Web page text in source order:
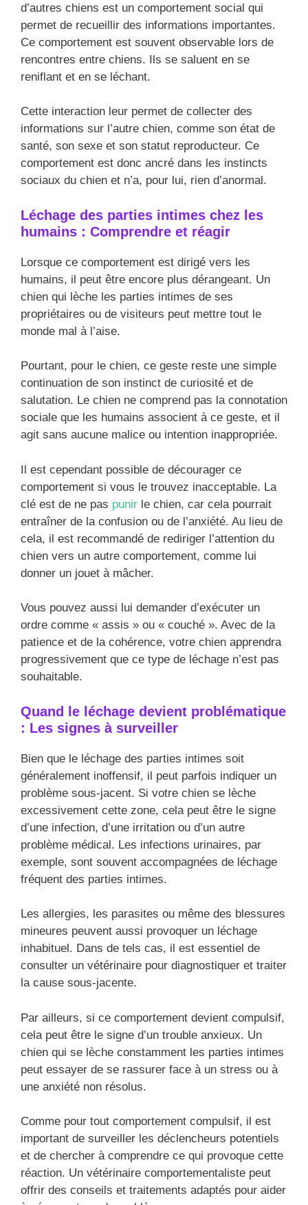
d’autres chiens est un comportement social qui
permet de recueillir des informations importantes.
Ce comportement est souvent observable lors de
rencontres entre chiens. Ils se saluent en se
reniflant et en se léchant.
Cette interaction leur permet de collecter des
informations sur l’autre chien, comme son état de
santé, son sexe et son statut reproducteur. Ce
comportement est donc ancré dans les instincts
sociaux du chien et n’a, pour lui, rien d’anormal.
Léchage des parties intimes chez les
humains : Comprendre et réagir
Lorsque ce comportement est dirigé vers les
humains, il peut être encore plus dérangeant. Un
chien qui lèche les parties intimes de ses
propriétaires ou de visiteurs peut mettre tout le
monde mal à l’aise.
Pourtant, pour le chien, ce geste reste une simple
continuation de son instinct de curiosité et de
salutation. Le chien ne comprend pas la connotation
sociale que les humains associent à ce geste, et il
agit sans aucune malice ou intention inappropriée.
Il est cependant possible de décourager ce
comportement si vous le trouvez inacceptable. La
clé est de ne pas punir le chien, car cela pourrait
entraîner de la confusion ou de l’anxiété. Au lieu de
cela, il est recommandé de rediriger l’attention du
chien vers un autre comportement, comme lui
donner un jouet à mâcher.
Vous pouvez aussi lui demander d’exécuter un
ordre comme « assis » ou « couché ». Avec de la
patience et de la cohérence, votre chien apprendra
progressivement que ce type de léchage n’est pas
souhaitable.
Quand le léchage devient problématique
: Les signes à surveiller
Bien que le léchage des parties intimes soit
généralement inoffensif, il peut parfois indiquer un
problème sous-jacent. Si votre chien se lèche
excessivement cette zone, cela peut être le signe
d’une infection, d’une irritation ou d’un autre
problème médical. Les infections urinaires, par
exemple, sont souvent accompagnées de léchage
fréquent des parties intimes.
Les allergies, les parasites ou même des blessures
mineures peuvent aussi provoquer un léchage
inhabituel. Dans de tels cas, il est essentiel de
consulter un vétérinaire pour diagnostiquer et traiter
la cause sous-jacente.
Par ailleurs, si ce comportement devient compulsif,
cela peut être le signe d’un trouble anxieux. Un
chien qui se lèche constamment les parties intimes
peut essayer de se rassurer face à un stress ou à
une anxiété non résolus.
Comme pour tout comportement compulsif, il est
important de surveiller les déclencheurs potentiels
et de chercher à comprendre ce qui provoque cette
réaction. Un vétérinaire comportementaliste peut
offrir des conseils et traitements adaptés pour aider